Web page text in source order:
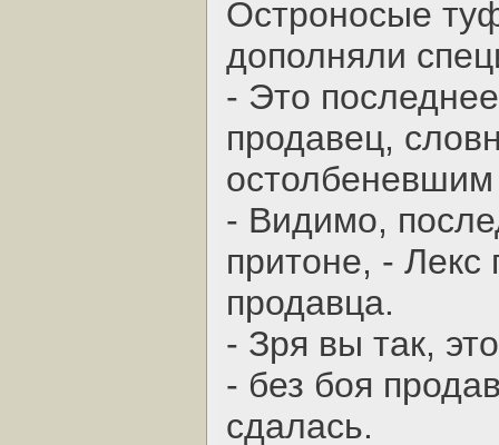
Остроносые
дополняли
- Это
продавец,
остолбеневшим
- Видимо,
притоне, - Лекс
продавца.
- Зря вы так,
- без боя
сдалась.